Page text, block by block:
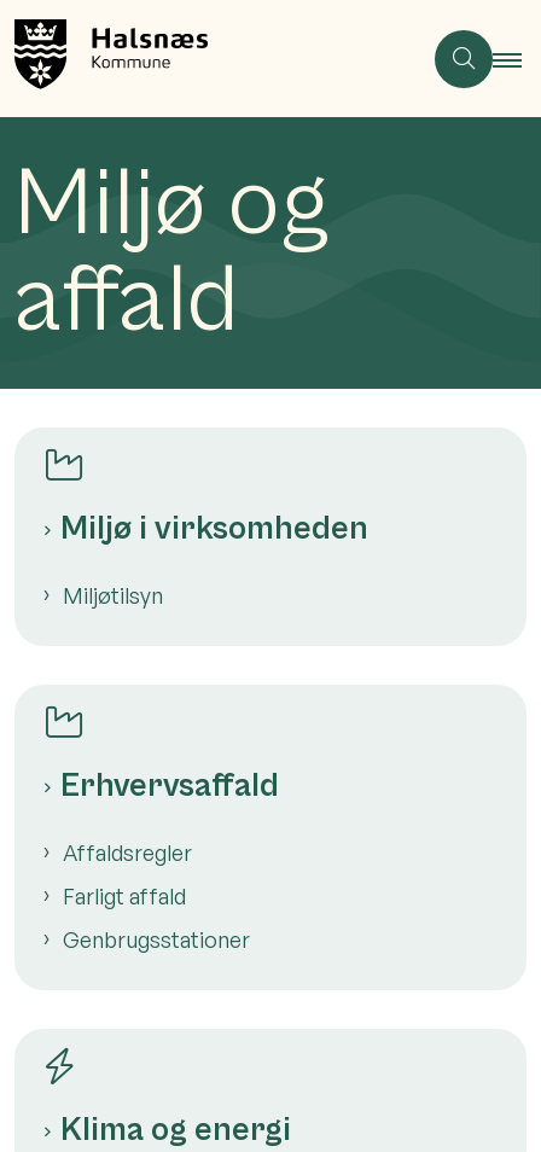
Miljø og
affald
Miljø i virksomheden
Miljøtilsyn
Erhvervsaffald
Affaldsregler
Farligt affald
Genbrugsstationer
Klima og energi